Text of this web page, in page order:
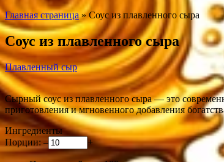
Главная страница »Соус из плавленного сыра
Соус из плавленного сыра
Плавленный сыр
Сырный соус из плавленного сыра — это
приготовления и мгновенного добавления
Ингредиенты
Порции: – +